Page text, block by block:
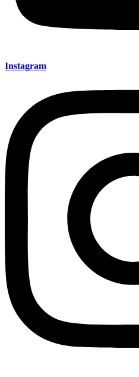
Instagram